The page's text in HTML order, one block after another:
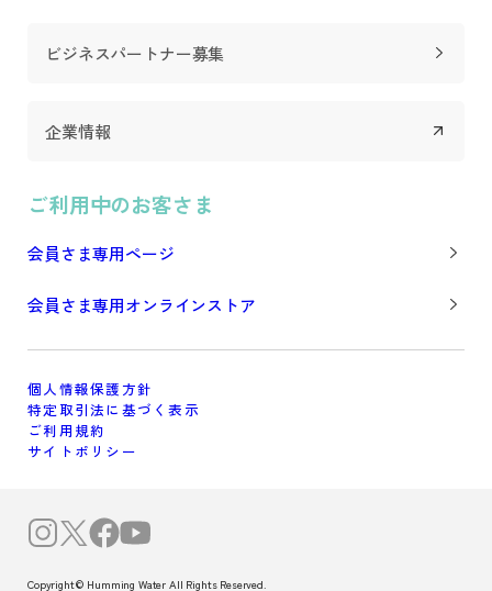
ビジネスパートナー募集
企業情報
ご利用中のお客さま
会員さま専用ページ
会員さま専用オンラインストア
個人情報保護方針
特定取引法に基づく表示
ご利用規約
サイトポリシー
Copyright© Humming Water All Rights Reserved.